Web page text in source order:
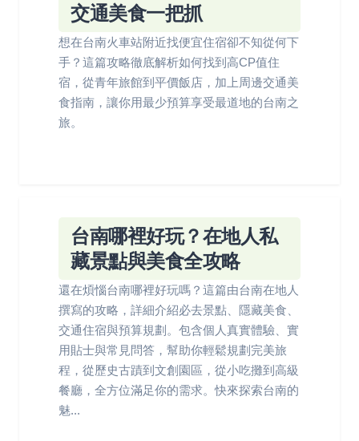
交通美食一把抓
想在台南火車站附近找便宜住宿卻不知從何下
手？這篇攻略徹底解析如何找到高CP值住
宿，從青年旅館到平價飯店，加上周邊交通美
食指南，讓你用最少預算享受最道地的台南之
旅。
台南哪裡好玩？在地人私
藏景點與美食全攻略
還在煩惱台南哪裡好玩嗎？這篇由台南在地人
撰寫的攻略，詳細介紹必去景點、隱藏美食、
交通住宿與預算規劃。包含個人真實體驗、實
用貼士與常見問答，幫助你輕鬆規劃完美旅
程，從歷史古蹟到文創園區，從小吃攤到高級
餐廳，全方位滿足你的需求。快來探索台南的
魅...